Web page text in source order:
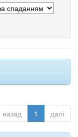
назад 1 далі